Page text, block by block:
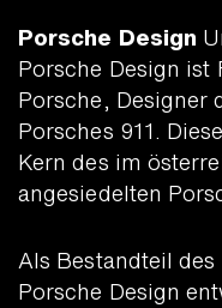
Porsche Design
Porsche Design ist
Porsche, Designer
Porsches 911.
Kern des im
angesiedelten
Als Bestandteil
Porsche Design